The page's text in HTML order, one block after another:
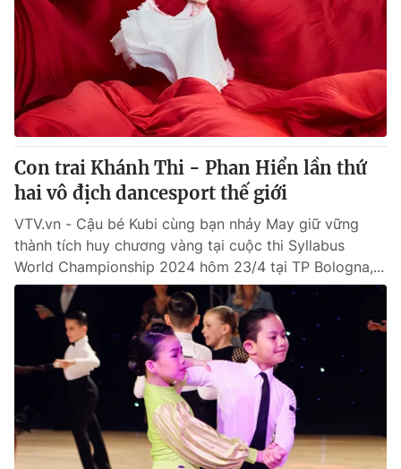
Thế giới
Tin tức
Thế giới đó đây
Câu chuyện quốc tế
Kinh tế
Tài chính
Thị trường
Góc doanh nghiệp
Dữ liệu và đời sống
Truyền hình
Hậu trường
Nhân vật
Khán giả
Giải sao mai
Giải trí
Điện ảnh
Âm nhạc
Đời sống
Du lịch
Làm đẹp
Chất lượng cuộc sống
Giáo dục
Tuyển sinh
Học trực tuyến
Công nghệ
Hitech Công nghệ tương lai
Sản phẩm
Giao lưu trực tuyến
Con trai Khánh Thi - Phan Hiển lần thứ
hai vô địch dancesport thế giới
VTV.vn - Cậu bé Kubi cùng bạn nhảy May giữ vững
thành tích huy chương vàng tại cuộc thi Syllabus
World Championship 2024 hôm 23/4 tại TP Bologna,...